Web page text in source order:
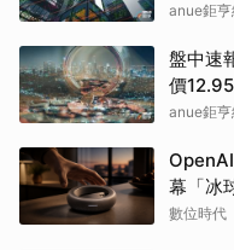
anue鉅
盤中速
價
anue鉅
幕「冰
1.3萬元
數位時代